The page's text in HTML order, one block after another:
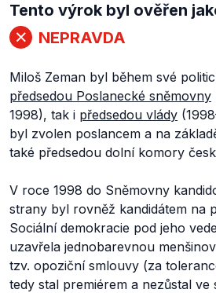
Tento výrok byl ověřen
NEPRAVDA
Miloš Zeman byl během své
předsedou Poslanecké sněmovny
1998), tak i předsedou vlády
byl zvolen poslancem a na
také předsedou dolní komory
V roce 1998 do Sněmovny
strany byl rovněž kandidátem na
Sociální demokracie pod jeho
uzavřela jednobarevnou
tzv. opoziční smlouvy (za
tedy stal premiérem a nezůstal ve